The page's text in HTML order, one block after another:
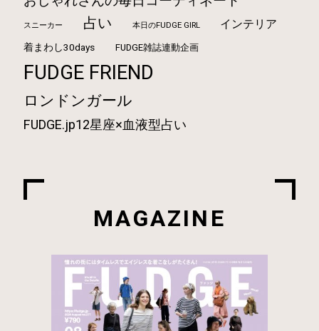
スニーカー 占い 本日のFUDGE GIRL インテリア
着まわし30days FUDGE雑誌連動企画
FUDGE FRIEND
ロンドンガール
FUDGE.jp12星座×血液型占い
MAGAZINE